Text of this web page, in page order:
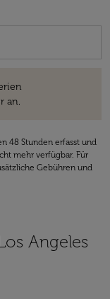
an.
48 Stunden erfasst und
mehr verfügbar. Für
Gebühren und
Angeles